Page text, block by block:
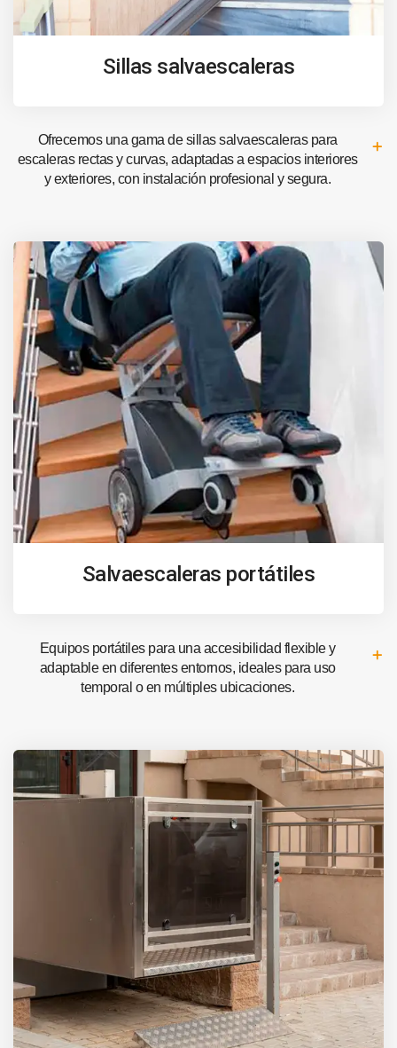
Sillas salvaescaleras
Ofrecemos una gama de sillas salvaescaleras para
escaleras rectas y curvas, adaptadas a espacios interiores
y exteriores, con instalación profesional y segura.
Salvaescaleras portátiles
Equipos portátiles para una accesibilidad flexible y
adaptable en diferentes entornos, ideales para uso
temporal o en múltiples ubicaciones.